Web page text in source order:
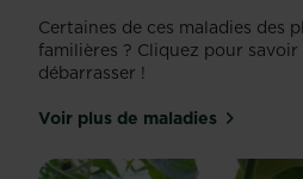
Certaines de ces maladies des
familières ? Cliquez pour
débarrasser !
Voir plus de maladies